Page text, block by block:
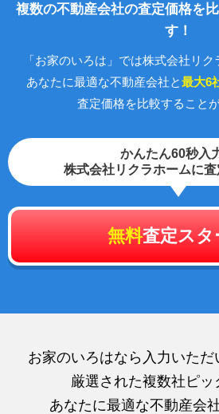
複数の不動産会社の査定価格を
す！
「お家のいろは」では株式会社リク
あなたに最適な不動産会社と最大6
査定価格を比較することが
かんたん60秒入
株式会社リクラホームに
無料査定スタ
お家のいろはなら入力いただ
厳選された複数社ピッ
あなたに最適な不動産会